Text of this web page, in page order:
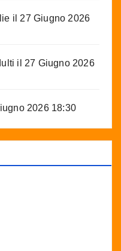
il 27 Giugno 2026
il 27 Giugno 2026
2026 18:30